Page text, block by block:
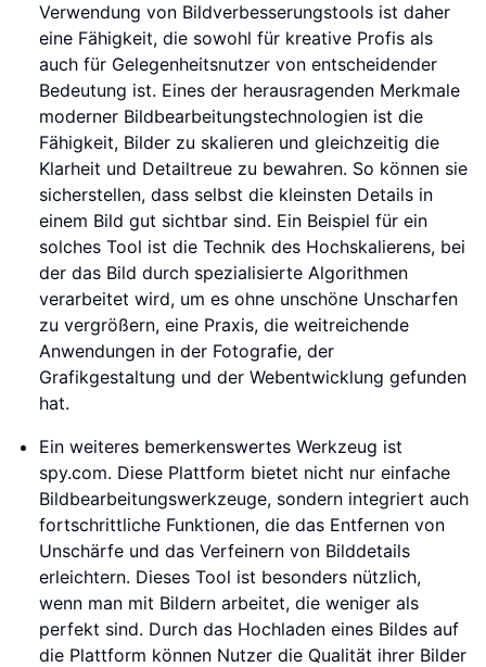
Verwendung von Bildverbesserungstools ist daher
eine Fähigkeit, die sowohl für kreative Profis als
auch für Gelegenheitsnutzer von entscheidender
Bedeutung ist. Eines der herausragenden Merkmale
moderner Bildbearbeitungstechnologien ist die
Fähigkeit, Bilder zu skalieren und gleichzeitig die
Klarheit und Detailtreue zu bewahren. So können sie
sicherstellen, dass selbst die kleinsten Details in
einem Bild gut sichtbar sind. Ein Beispiel für ein
solches Tool ist die Technik des Hochskalierens, bei
der das Bild durch spezialisierte Algorithmen
verarbeitet wird, um es ohne unschöne Unscharfen
zu vergrößern, eine Praxis, die weitreichende
Anwendungen in der Fotografie, der
Grafikgestaltung und der Webentwicklung gefunden
hat.
Ein weiteres bemerkenswertes Werkzeug ist
spy.com. Diese Plattform bietet nicht nur einfache
Bildbearbeitungswerkzeuge, sondern integriert auch
fortschrittliche Funktionen, die das Entfernen von
Unschärfe und das Verfeinern von Bilddetails
erleichtern. Dieses Tool ist besonders nützlich,
wenn man mit Bildern arbeitet, die weniger als
perfekt sind. Durch das Hochladen eines Bildes auf
die Plattform können Nutzer die Qualität ihrer Bilder